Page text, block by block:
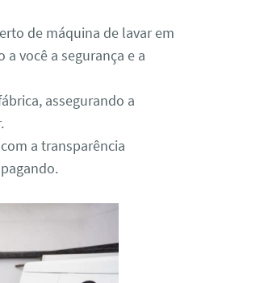
de máquina de lavar em
você a segurança e a
assegurando a
a transparência